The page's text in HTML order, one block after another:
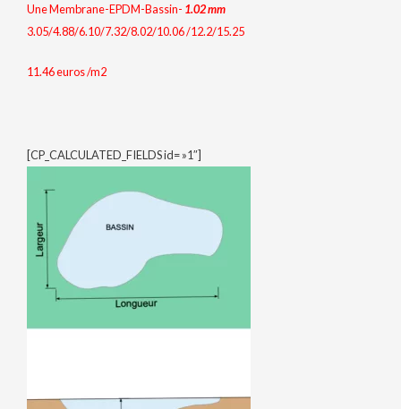
Une Membrane-EPDM-Bassin- 1.02mm
3.05/4.88/6.10/7.32/8.02/10.06 /12.2/15.25
11.46 euros /m2
[CP_CALCULATED_FIELDS id= »1″]